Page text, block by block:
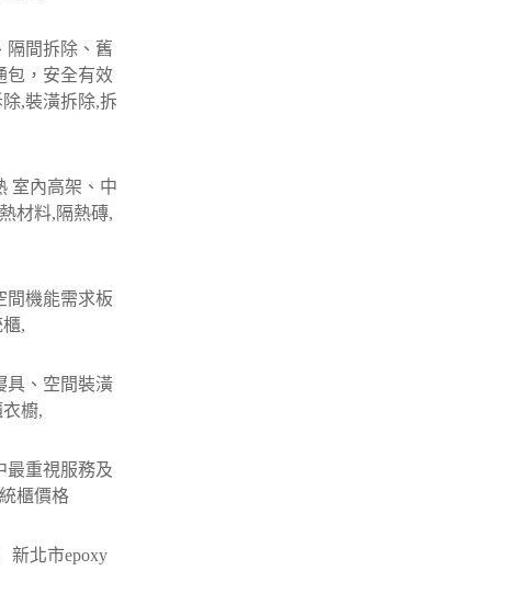
隔間拆除、舊
包，安全有效
,裝潢拆除,拆
室內高架、中
材料,隔熱磚,
間機能需求板
,
具、空間裝潢
櫥,
最重視服務及
櫃價格
新北市epoxy